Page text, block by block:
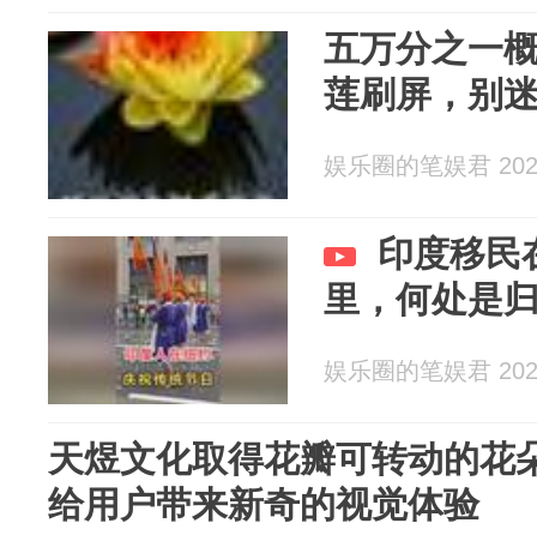
五万分之一
莲刷屏，别
娱乐圈的笔娱君
印度移民
里，何处是
娱乐圈的笔娱君
天煜文化取得花瓣可转动的花
给用户带来新奇的视觉体验